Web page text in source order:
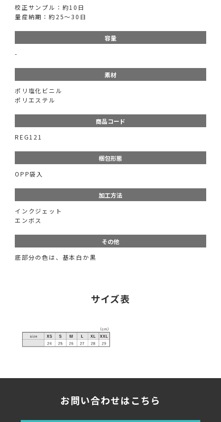
校正サンプル：約10日
量産納期：約25～30日
容量
-
素材
ポリ塩化ビニル
ポリエステル
商品コード
REG121
梱包形態
OPP袋入
加工方法
インクジェット
エンボス
その他
底部分の色は、基本白か黒
サイズ表
お問い合わせはこちら